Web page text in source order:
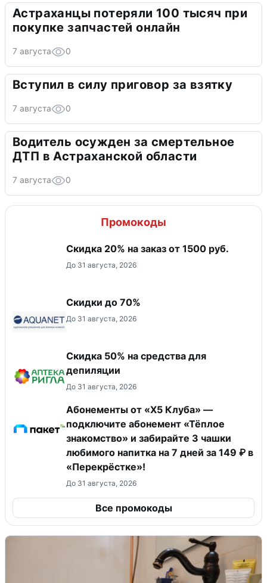
Астраханцы потеряли 100 тысяч при
покупке запчастей онлайн
7 августа 0
Вступил в силу приговор за взятку
7 августа 0
Водитель осужден за смертельное
ДТП в Астраханской области
7 августа 0
Промокоды
Скидка 20% на заказ от 1500 руб.
До 31 августа, 2026
Скидки до 70%
До 31 августа, 2026
Скидка 50% на средства для
депиляции
До 31 августа, 2026
Абонементы от «Х5 Клуба» —
подключите абонемент «Тёплое
знакомство» и забирайте 3 чашки
любимого напитка на 7 дней за 149 ₽ в
«Перекрёстке»!
До 31 августа, 2026
Все промокоды